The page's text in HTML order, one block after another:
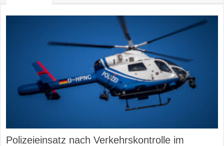
Polizeieinsatz nach Verkehrskontrolle im